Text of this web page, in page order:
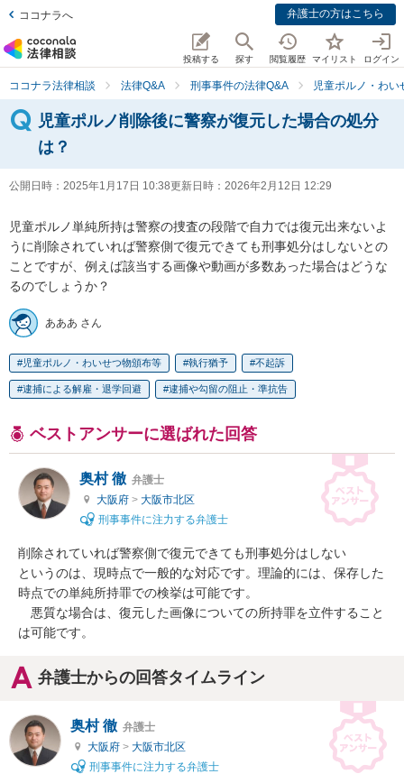
ココナラへ 弁護士の方はこちら
投稿する 探す 閲覧履歴 マイリスト ログイン
ココナラ法律相談 法律Q&A 刑事事件の法律Q&A 児童ポルノ・わ
児童ポルノ削除後に警察が復元した場合の処分
は？
公開日時： 2025年1月17日 10:38更新日時： 2026年2月12日 12:29
児童ポルノ単純所持は警察の捜査の段階で自力では復元出来ないよ
うに削除されていれば警察側で復元できても刑事処分はしないとの
ことですが、例えば該当する画像や動画が多数あった場合はどうな
るのでしょうか？
あああ さん
児童ポルノ・わいせつ物頒布等 執行猶予 不起訴
逮捕による解雇・退学回避 逮捕や勾留の阻止・準抗告
ベストアンサーに選ばれた回答
奥村 徹 弁護士
大阪府 > 大阪市北区
刑事事件に注力する弁護士
削除されていれば警察側で復元できても刑事処分はしない
というのは、現時点で一般的な対応です。理論的には、保存した
時点での単純所持罪での検挙は可能です。
悪質な場合は、復元した画像についての所持罪を立件すること
は可能です。
弁護士からの回答タイムライン
奥村 徹 弁護士
大阪府 > 大阪市北区
刑事事件に注力する弁護士